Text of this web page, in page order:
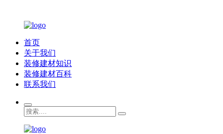
首页
关于我们
装修建材知识
装修建材百科
联系我们